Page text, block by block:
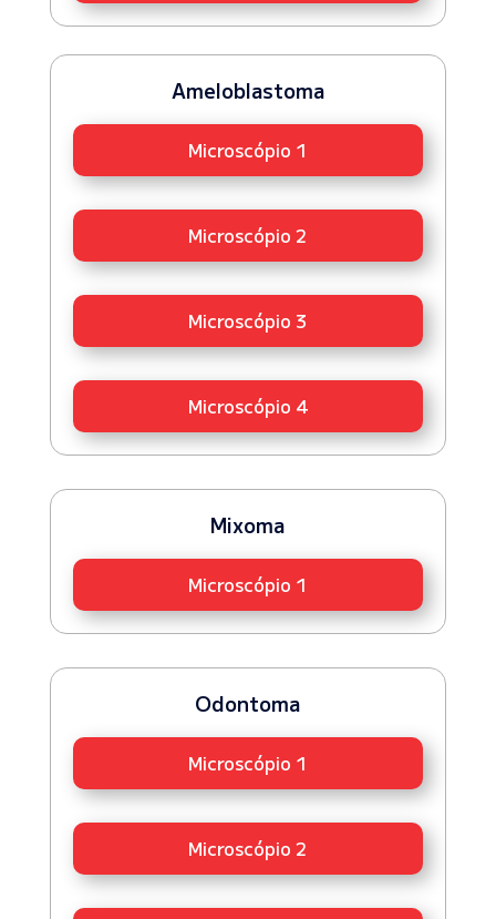
Ameloblastoma
Microscópio 1
Microscópio 2
Microscópio 3
Microscópio 4
Mixoma
Microscópio 1
Odontoma
Microscópio 1
Microscópio 2